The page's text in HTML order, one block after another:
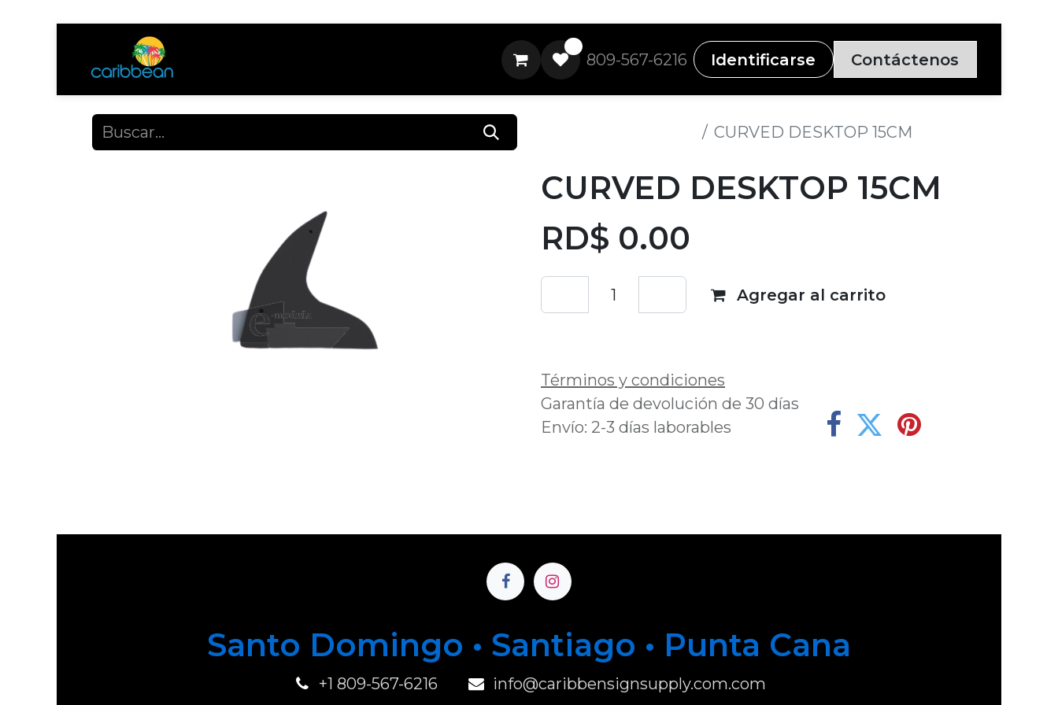
809-567-6216 Identificarse Contáctenos
CURVED DESKTOP 15CM
CURVED DESKTOP 15CM
RD$ 0.00
Agregar al carrito
Términos y condiciones
Garantía de devolución de 30 días
Envío: 2-3 días laborables
Santo Domingo • Santiago • Punta Cana
+1 809-567-6216 info@caribbensignsupply.com.com